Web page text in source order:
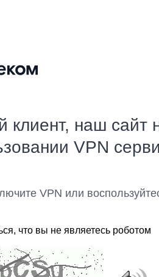
наш сайт
VPN
VPN или
что вы не являетесь роботом